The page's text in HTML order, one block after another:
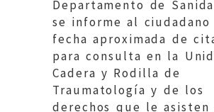
Departamento de
se informe al
fecha aproximada de
para consulta en la
Cadera y Rodilla de
Traumatología y de los
derechos que le asisten